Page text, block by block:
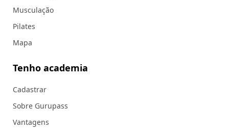
Musculação
Pilates
Mapa
Tenho academia
Cadastrar
Sobre Gurupass
Vantagens